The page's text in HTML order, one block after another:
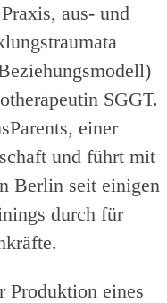
aus- und
SGGT.
einer
und führt mit
Berlin seit einigen
durch für
Produktion eines